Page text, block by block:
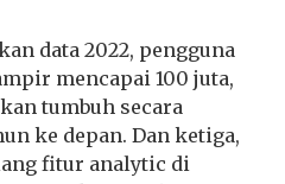
data 2022, pengguna
mencapai 100 juta,
tumbuh secara
ke depan. Dan ketiga,
fitur analytic di